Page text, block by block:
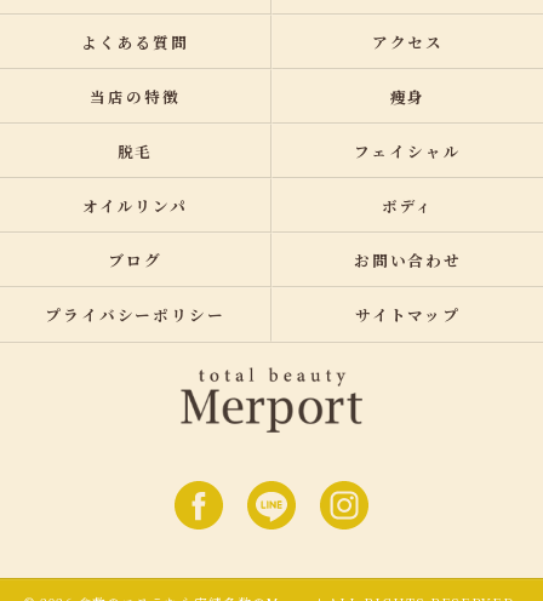
よくある質問 アクセス
当店の特徴 痩身
脱毛 フェイシャル
オイルリンパ ボディ
ブログ お問い合わせ
プライバシーポリシー サイトマップ